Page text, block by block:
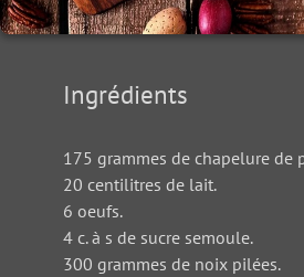
Ingrédients
175 grammes de chapelure de
20 centilitres de lait.
6 oeufs.
4 c. à s de sucre semoule.
300 grammes de noix pilées.